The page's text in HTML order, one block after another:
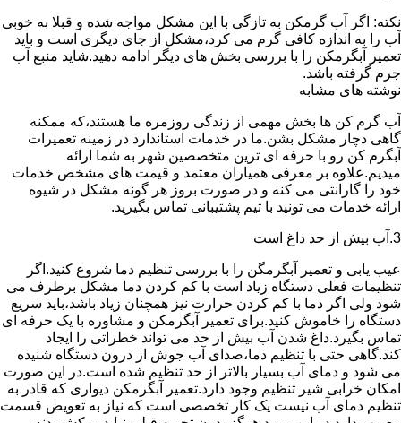
نکته: اگر آب گرمکن به تازگی با این مشکل مواجه شده و قبلا به خوبی
آب را به اندازه کافی گرم می کرد،مشکل از جای دیگری است و باید
تعمیر آبگرمکن را با بررسی بخش های دیگر ادامه دهید.شاید منبع آب
جرم گرفته باشد.
نوشته های مشابه
آب گرم کن ها بخش مهمی از زندگی روزمره ما هستند،که ممکنه
گاهی دچار مشکل بشن.ما در خدمات استاندارد در زمینه تعمیرات
آبگرم کن رو با حرفه ای ترین متخصصین شهر به شما ارائه
میدیم.علاوه بر معرفی همیاران معتمد و قیمت های مشخص خدمات
خود را گارانتی می کنه و در صورت بروز هر گونه مشکل در شیوه
ارائه خدمات می تونید با تیم پشتیبانی تماس بگیرید.
3.آب بیش از حد داغ است
عیب یابی و تعمیر آبگرمگن را با بررسی تنظیم دما شروع کنید.اگر
تنظیمات فعلی دستگاه زیاد است با کم کردن دما مشکل برطرف می
شود ولی اگر دما با کم کردن حرارت نیز همچنان زیاد باشد،باید سریع
دستگاه را خاموش کنید.برای تعمیر آبگرمکن و مشاوره با یک حرفه ای
تماس بگیرد.داغ شدن آب بیش از حد می تواند خطراتی را ایجاد
کند.گاهی حتی با تنظیم دما،صدای آب جوش از درون دستگاه شنیده
می شود و دمای آب بسیار بالاتر از حد تنظیم شده است.در این صورت
امکان خرابی شیر تنظیم وجود دارد.تعمیر آبگرمکن دیواری که قادر به
تنظیم دمای آب نیست یک کار تخصصی است که نیاز به تعویض قسمت